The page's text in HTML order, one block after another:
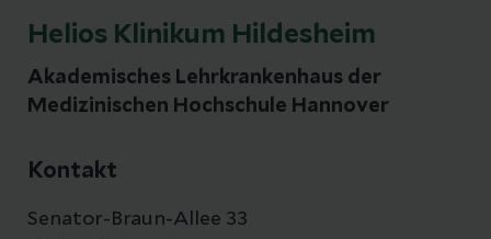
Helios Klinikum Hildesheim
Akademisches Lehrkrankenhaus der
Medizinischen Hochschule Hannover
Kontakt
Senator-Braun-Allee 33